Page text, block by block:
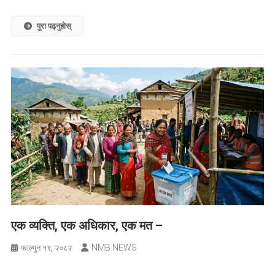
पुरा पढ्नुहोस्
एक व्यक्ति, एक अधिकार, एक मत –
फाल्गुन १९, २०८२ NMB NEWS